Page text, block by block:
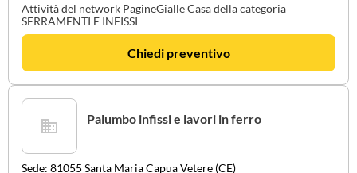
Attività del network PagineGialle Casa della categoria
SERRAMENTI E INFISSI
Chiedi preventivo
Palumbo infissi e lavori in ferro
Sede: 81055 Santa Maria Capua Vetere (CE)